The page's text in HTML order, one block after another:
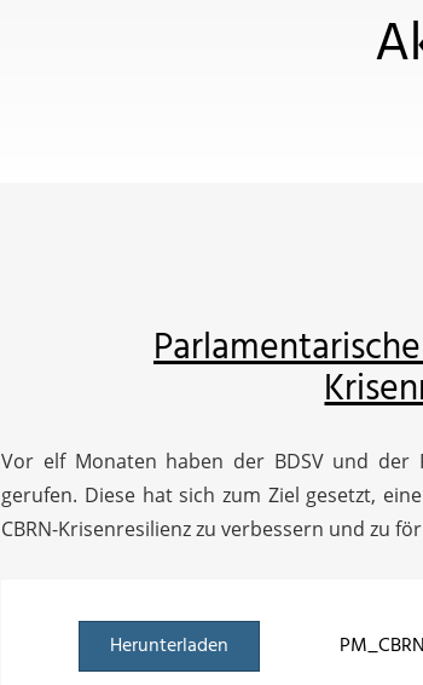
Vor elf Monaten haben der BDSV und der
gerufen. Diese hat sich zum Ziel gesetzt,
CBRN-Krisenresilienz zu verbessern und zu
Herunterladen